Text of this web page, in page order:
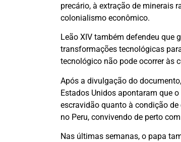
precário, à extração de minerais
colonialismo econômico.
Leão XIV também defendeu que
transformações tecnológicas
tecnológico não pode ocorrer às
Após a divulgação do
Estados Unidos apontaram que
escravidão quanto à condição
no Peru, convivendo de perto
Nas últimas semanas, o papa